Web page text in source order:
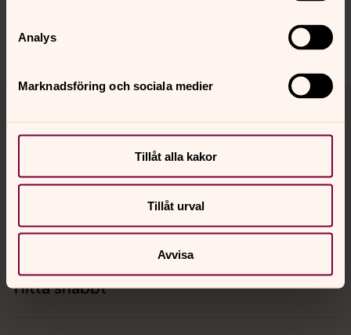
Analys
Marknadsföring och sociala medier
Tillåt alla kakor
Tillåt urval
Avvisa
Dela
Tillbaka till toppen
Tillbaka till innehållet
Kontakt
Kalender
Hitta snabbt